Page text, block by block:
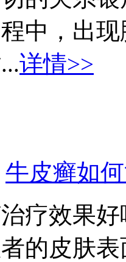
中，出
详情>>
牛皮癣如
疗效果
的皮肤